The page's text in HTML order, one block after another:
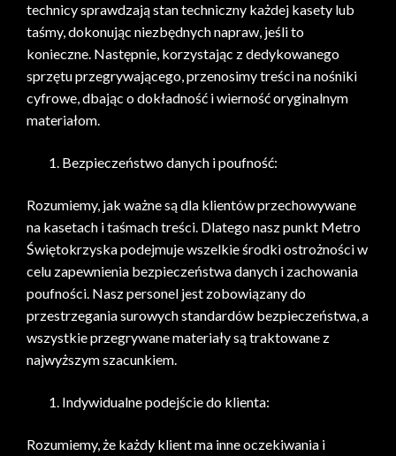
technicy sprawdzają stan techniczny każdej kasety lub
taśmy, dokonując niezbędnych napraw, jeśli to
konieczne. Następnie, korzystając z dedykowanego
sprzętu przegrywającego, przenosimy treści na nośniki
cyfrowe, dbając o dokładność i wierność oryginalnym
materiałom.
Bezpieczeństwo danych i poufność:
Rozumiemy, jak ważne są dla klientów przechowywane
na kasetach i taśmach treści. Dlatego nasz punkt Metro
Świętokrzyska podejmuje wszelkie środki ostrożności w
celu zapewnienia bezpieczeństwa danych i zachowania
poufności. Nasz personel jest zobowiązany do
przestrzegania surowych standardów bezpieczeństwa, a
wszystkie przegrywane materiały są traktowane z
najwyższym szacunkiem.
Indywidualne podejście do klienta:
Rozumiemy, że każdy klient ma inne oczekiwania i